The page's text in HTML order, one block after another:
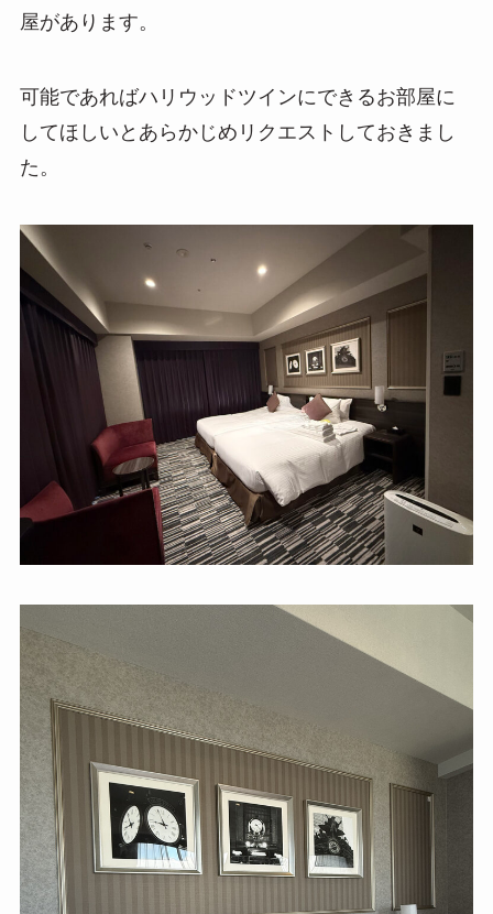
屋があります。
可能であればハリウッドツインにできるお部屋に
してほしいとあらかじめリクエストしておきまし
た。